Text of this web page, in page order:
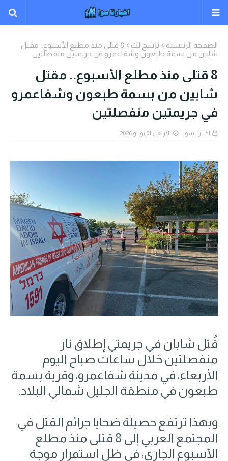
الصفحة الرئيسية نرشح لك
8 قتلى منذ مطلع الأسبوع.. مقتل
شابين من بسمة طبعون وشفاعمرو في جريمتين منفصلتين
8 قتلى منذ مطلع الأسبوع.. مقتل
شابين من بسمة طبعون وشفاعمرو
في جريمتين منفصلتين
اخبارنا سوا الأربعاء 01 يوليو 2026
قُتل شابان في جريمتي إطلاق نار
منفصلتين خلال ساعات صباح اليوم
الأربعاء، في مدينة شفاعمرو، وقرية بسمة
طبعون في منطقة الجليل شمالي البلاد.
وبهذا ترتفع حصيلة ضحايا جرائم القتل في
المجتمع العربي إلى 8 قتلى منذ مطلع
الأسبوع الجاري، في ظل استمرار موجة